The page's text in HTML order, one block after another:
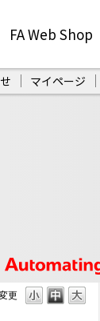
FA Web Shop
マイページ
更